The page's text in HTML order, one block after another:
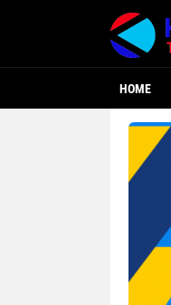
HOME